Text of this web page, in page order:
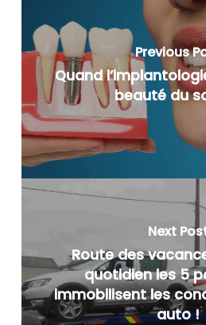
Previous
Quand
beauté du
Next
Route des
quotidien les 5
immobilisent les
auto !